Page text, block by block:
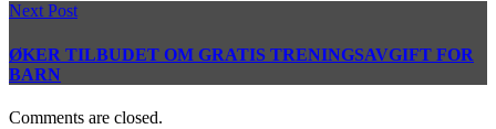
Next Post
ØKER TILBUDET OM GRATIS TRENINGSAVGIFT FOR
BARN
Comments are closed.